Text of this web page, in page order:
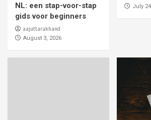
NL: een stap-voor-stap
gids voor beginners
aajuttarakhand
August 3, 2026
July